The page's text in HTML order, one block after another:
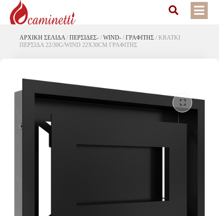
ΑΡΧΙΚΉ ΣΕΛΊΔΑ / ΠΕΡΣΙΔΕΣ- / WIND- / ΓΡΑΦΙΤΗΣ / KRATKI
ΠΕΡΣΙΔΑ 22/30G/WIND 22X30CM ΓΡΑΦΙΤΗΣ